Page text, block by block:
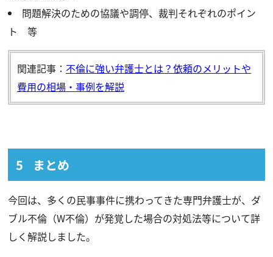
問題解決のための協議や調停、裁判それぞれのポイン
ト 等
関連記事： 不倫に強い弁護士とは？依頼のメリットや
費用の相場・事例を解説
まとめ
今回は、多くの民事事件に携わってきた専門弁護士が、ダ
ブル不倫（W不倫）が発覚した場合の対処法等について詳
しく解説しました。